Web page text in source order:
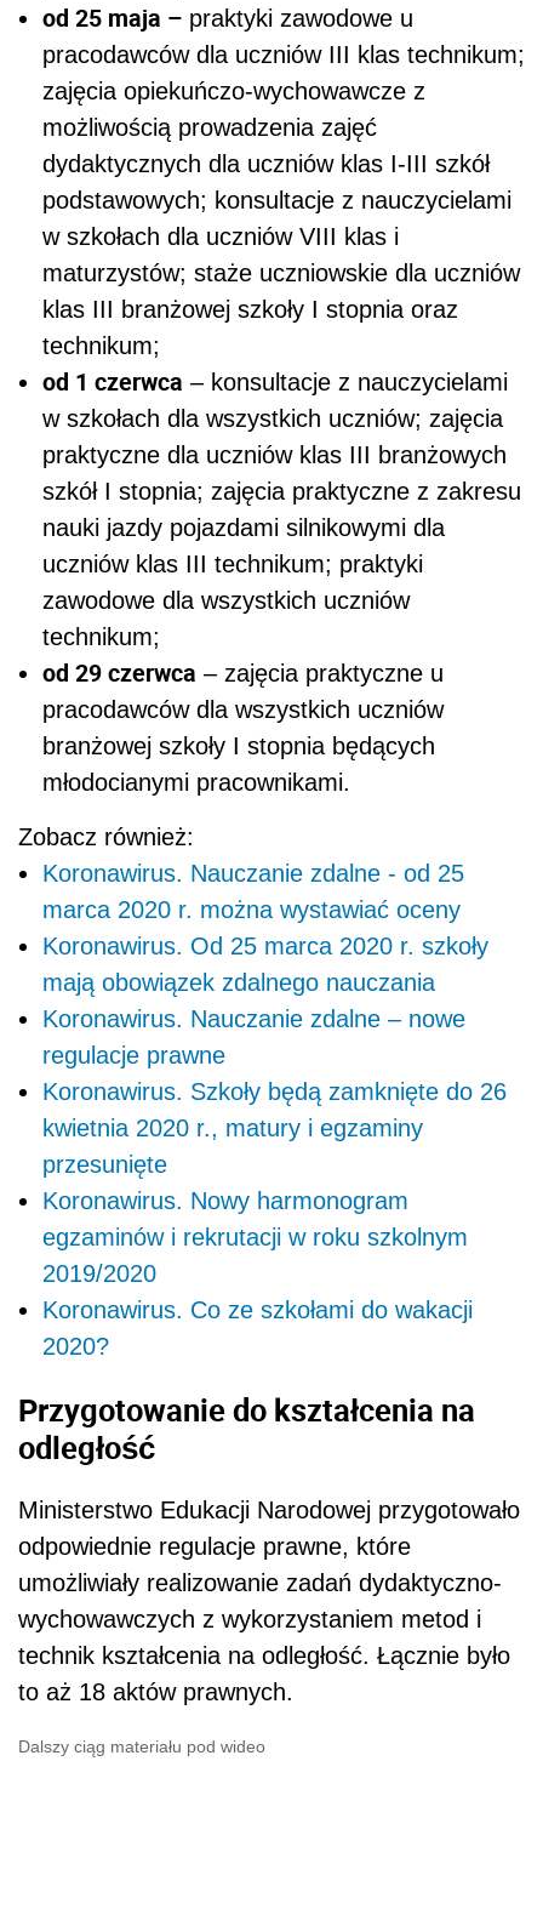
od 25 maja – praktyki zawodowe u
pracodawców dla uczniów III klas technikum;
zajęcia opiekuńczo-wychowawcze z
możliwością prowadzenia zajęć
dydaktycznych dla uczniów klas I-III szkół
podstawowych; konsultacje z nauczycielami
w szkołach dla uczniów VIII klas i
maturzystów; staże uczniowskie dla uczniów
klas III branżowej szkoły I stopnia oraz
technikum;
od 1 czerwca – konsultacje z nauczycielami
w szkołach dla wszystkich uczniów; zajęcia
praktyczne dla uczniów klas III branżowych
szkół I stopnia; zajęcia praktyczne z zakresu
nauki jazdy pojazdami silnikowymi dla
uczniów klas III technikum; praktyki
zawodowe dla wszystkich uczniów
technikum;
od 29 czerwca – zajęcia praktyczne u
pracodawców dla wszystkich uczniów
branżowej szkoły I stopnia będących
młodocianymi pracownikami.
Zobacz również:
Koronawirus. Nauczanie zdalne - od 25
marca 2020 r. można wystawiać oceny
Koronawirus. Od 25 marca 2020 r. szkoły
mają obowiązek zdalnego nauczania
Koronawirus. Nauczanie zdalne – nowe
regulacje prawne
Koronawirus. Szkoły będą zamknięte do 26
kwietnia 2020 r., matury i egzaminy
przesunięte
Koronawirus. Nowy harmonogram
egzaminów i rekrutacji w roku szkolnym
2019/2020
Koronawirus. Co ze szkołami do wakacji
2020?
Przygotowanie do kształcenia na
odległość
Ministerstwo Edukacji Narodowej przygotowało
odpowiednie regulacje prawne, które
umożliwiały realizowanie zadań dydaktyczno-
wychowawczych z wykorzystaniem metod i
technik kształcenia na odległość. Łącznie było
to aż 18 aktów prawnych.
Dalszy ciąg materiału pod wideo